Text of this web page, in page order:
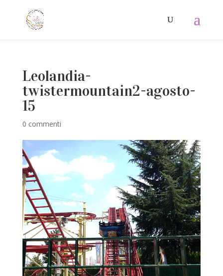
Leolandia-
twistermountain2-agosto-
15
0 commenti